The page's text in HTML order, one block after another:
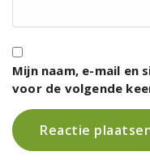
Mijn naam, e-mail en
voor de volgende